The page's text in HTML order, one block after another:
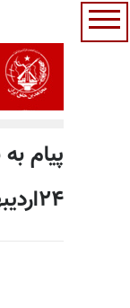
پیام
۲۴اردیبهشت ۱۴۰۵